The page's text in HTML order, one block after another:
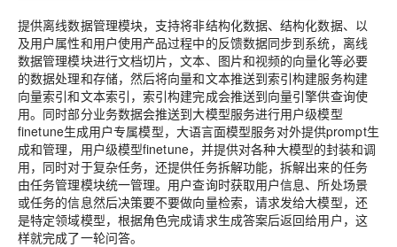
提供离线数据管理模块，支持将非结构化数据、结构化数据、以
及用户属性和用户使用产品过程中的反馈数据同步到系统，离线
数据管理模块进行文档切片，文本、图片和视频的向量化等必要
的数据处理和存储，然后将向量和文本推送到索引构建服务构建
向量索引和文本索引，索引构建完成会推送到向量引擎供查询使
用。同时部分业务数据会推送到大模型服务进行用户级模型
finetune生成用户专属模型，大语言面模型服务对外提供prompt生
成和管理，用户级模型finetune，并提供对各种大模型的封装和调
用，同时对于复杂任务，还提供任务拆解功能，拆解出来的任务
由任务管理模块统一管理。用户查询时获取用户信息、所处场景
或任务的信息然后决策要不要做向量检索，请求发给大模型，还
是特定领域模型，根据角色完成请求生成答案后返回给用户，这
样就完成了一轮问答。